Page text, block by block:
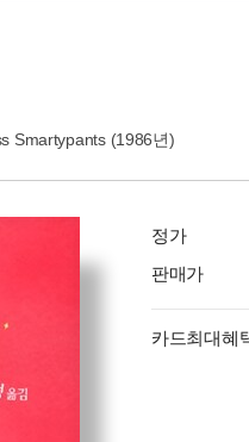
Smartypants (1986년)
정가
판매가
카드최대혜